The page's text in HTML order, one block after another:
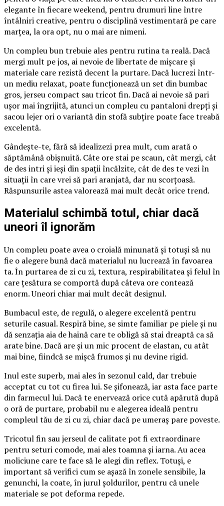
elegante în fiecare weekend, pentru drumuri line între
întâlniri creative, pentru o disciplină vestimentară pe care
marțea, la ora opt, nu o mai are nimeni.
Un compleu bun trebuie ales pentru rutina ta reală. Dacă
mergi mult pe jos, ai nevoie de libertate de mișcare și
materiale care rezistă decent la purtare. Dacă lucrezi într-
un mediu relaxat, poate funcționează un set din bumbac
gros, jerseu compact sau tricot fin. Dacă ai nevoie să pari
ușor mai îngrijită, atunci un compleu cu pantaloni drepți și
sacou lejer ori o variantă din stofă subțire poate face treabă
excelentă.
Gândește-te, fără să idealizezi prea mult, cum arată o
săptămână obișnuită. Câte ore stai pe scaun, cât mergi, cât
de des intri și ieși din spații încălzite, cât de des te vezi în
situații în care vrei să pari aranjată, dar nu scorțoasă.
Răspunsurile astea valorează mai mult decât orice trend.
Materialul schimbă totul, chiar dacă
uneori îl ignorăm
Un compleu poate avea o croială minunată și totuși să nu
fie o alegere bună dacă materialul nu lucrează în favoarea
ta. În purtarea de zi cu zi, textura, respirabilitatea și felul în
care țesătura se comportă după câteva ore contează
enorm. Uneori chiar mai mult decât designul.
Bumbacul este, de regulă, o alegere excelentă pentru
seturile casual. Respiră bine, se simte familiar pe piele și nu
dă senzația aia de haină care te obligă să stai dreaptă ca să
arate bine. Dacă are și un mic procent de elastan, cu atât
mai bine, fiindcă se mișcă frumos și nu devine rigid.
Inul este superb, mai ales în sezonul cald, dar trebuie
acceptat cu tot cu firea lui. Se șifonează, iar asta face parte
din farmecul lui. Dacă te enervează orice cută apărută după
o oră de purtare, probabil nu e alegerea ideală pentru
compleul tău de zi cu zi, chiar dacă pe umeraș pare poveste.
Tricotul fin sau jerseul de calitate pot fi extraordinare
pentru seturi comode, mai ales toamna și iarna. Au acea
moliciune care te face să le alegi din reflex. Totuși, e
important să verifici cum se așază în zonele sensibile, la
genunchi, la coate, în jurul șoldurilor, pentru că unele
materiale se pot deforma repede.